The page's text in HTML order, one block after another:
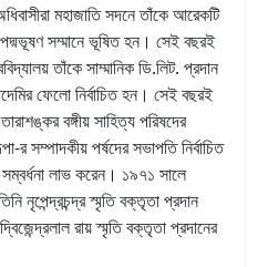
মহাজাতি সদনে তাঁকে আরেকটি
সম্মানে ভূষিত হন। সেই বছরই
তাঁকে সাম্মানিক ডি.লিট. প্রদান
ফেলো নির্বাচিত হন। সেই বছরই
বঙ্গীয় সাহিত্য পরিষদের
সম্পাদকীয় পর্ষদের সভাপতি নির্বাচিত
লাভ করেন। ১৯৭১ সালে
নৃপেন্দ্রচন্দ্র স্মৃতি বক্তৃতা প্রদান
রায় স্মৃতি বক্তৃতা প্রদানের